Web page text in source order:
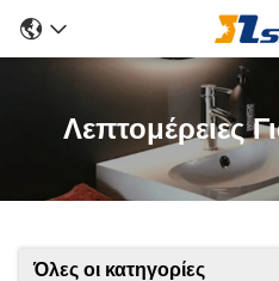
Λεπτομέρειες
Όλες οι κατηγορίες